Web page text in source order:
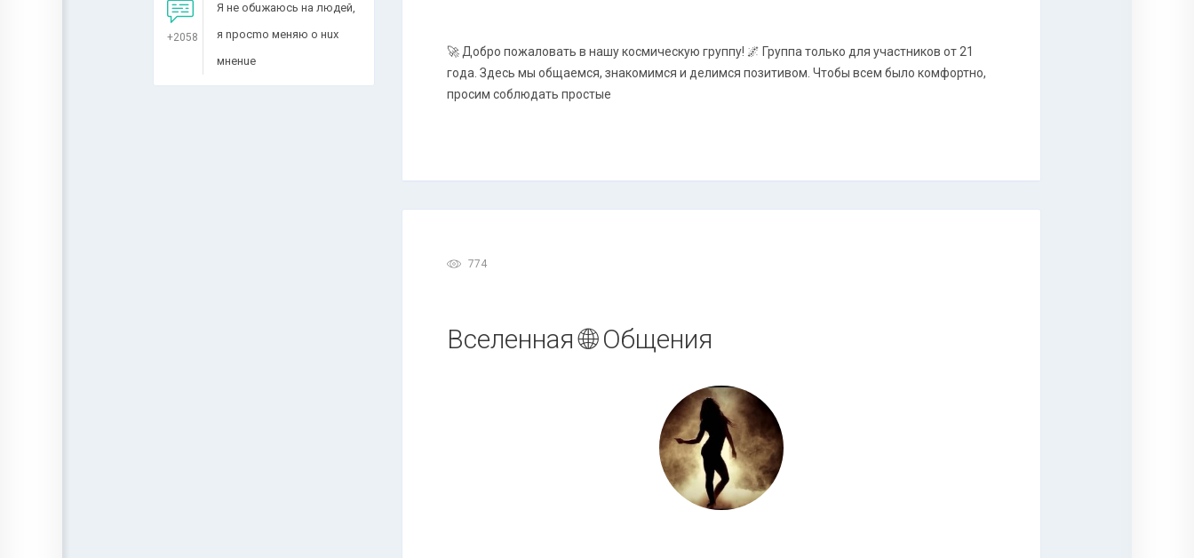
+2058
Я не обuжаюсь на людей,
я nросmо меняю о нuх
мненuе
🚀 Добро пожаловать в нашу космическую группу! 🌌 Группа только для участников от 21
года. Здесь мы общаемся, знакомимся и делимся позитивом. Чтобы всем было комфортно,
просим соблюдать простые
774
Вселенная 🌐 Общения